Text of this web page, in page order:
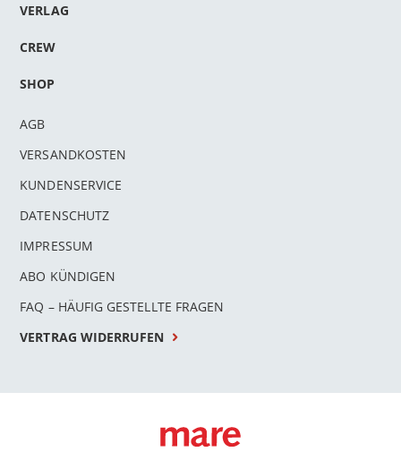
VERLAG
CREW
SHOP
AGB
VERSANDKOSTEN
KUNDENSERVICE
DATENSCHUTZ
IMPRESSUM
ABO KÜNDIGEN
FAQ – HÄUFIG GESTELLTE FRAGEN
VERTRAG WIDERRUFEN